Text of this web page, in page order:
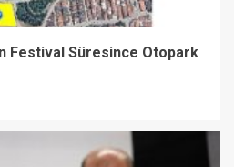
Festival Süresince Otopark